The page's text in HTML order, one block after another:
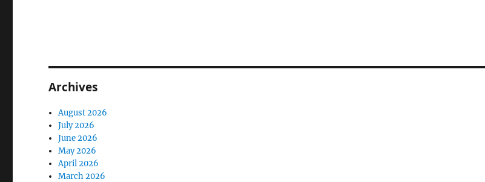
Archives
August 2026
July 2026
June 2026
May 2026
April 2026
March 2026